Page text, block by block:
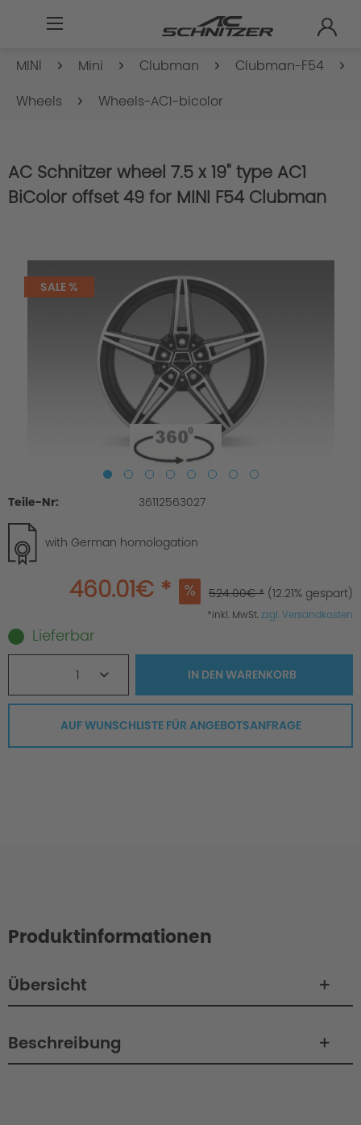
MINI Mini Clubman
Clubman-F54
Wheels
Wheels-AC1-bicolor
AC Schnitzer wheel 7.5 x 19" type AC1
BiColor offset 49 for MINI F54 Clubman
SALE %
Teile-Nr: 36112563027
with German homologation
460.01€ * 524.00€ * (12.21% gespart)
*inkl. MwSt.zzgl. Versandkosten
Lieferbar
1 IN DENWARENKORB
AUF WUNSCHLISTE FÜR ANGEBOTSANFRAGE
Produktinformationen
Übersicht
Beschreibung